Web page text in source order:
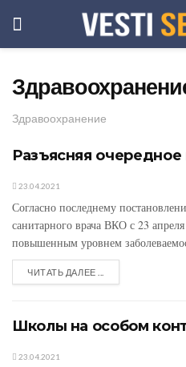
Здравоохранение
Разъясняя
23.04.2021
Согласно последнему
санитарного врача ВКО с 23
повышенным уровнем
ЧИТАТЬ ДАЛЕЕ ...
Школы на особом
23.04.2021